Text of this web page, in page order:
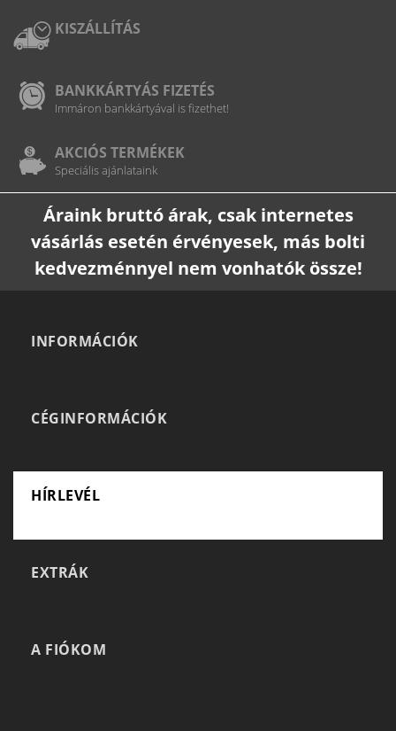
KISZÁLLÍTÁS
BANKKÁRTYÁS FIZETÉS
Immáron bankkártyával is fizethet!
AKCIÓS TERMÉKEK
Speciális ajánlataink
Áraink bruttó árak, csak internetes
vásárlás esetén érvényesek, más bolti
kedvezménnyel nem vonhatók össze!
INFORMÁCIÓK
CÉGINFORMÁCIÓK
HÍRLEVÉL
EXTRÁK
A FIÓKOM